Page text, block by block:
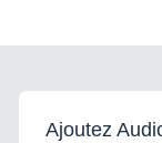
Ajoutez